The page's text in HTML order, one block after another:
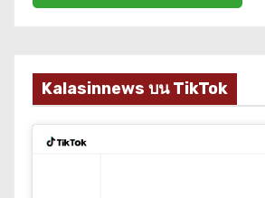
Kalasinnews บน TikTok